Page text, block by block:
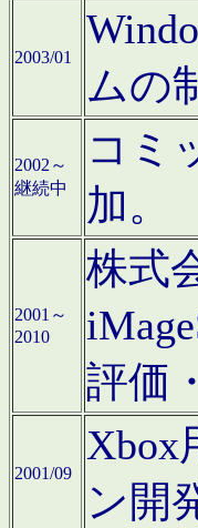
2003/01
ムの
2002～
継続中
コミ
加。
2001～
2010
株式
評価
2001/09
Xbox
ン開